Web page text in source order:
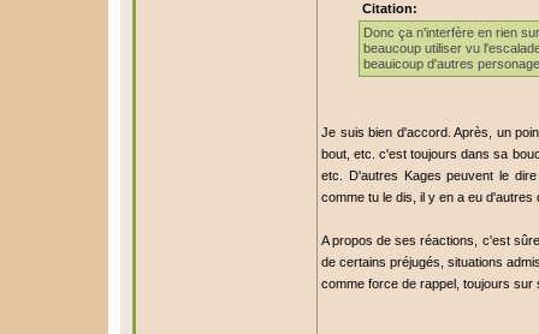
Citation:
Donc ça n'interfère en rien
beaucoup utiliser vu
beauicoup d'autres
Je suis bien d'accord. Après, un
bout, etc. c'est toujours dans sa
etc. D'autres Kages peuvent le
comme tu le dis, il y en a eu d'autres
A propos de ses réactions, c'est
de certains préjugés, situations
comme force de rappel, toujours